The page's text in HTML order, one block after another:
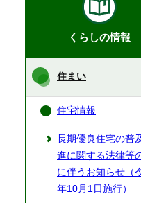
くらしの情報
住まい
住宅情報
長期優良住宅の普
進に関する法律等
に伴うお知らせ（
年10月1日施行）